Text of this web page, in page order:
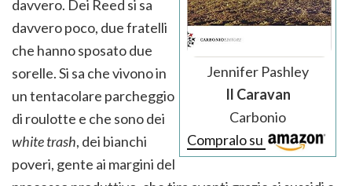
Jennifer Pashley
Il Caravan
Carbonio
Compralo su
davvero. Dei Reed si sa
davvero poco, due fratelli
che hanno sposato due
sorelle. Si sa che vivono in
un tentacolare parcheggio
di roulotte e che sono dei
white trash, dei bianchi
poveri, gente ai margini del